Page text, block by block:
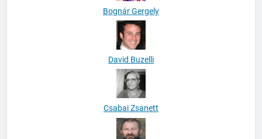
Bognár Gergely
David Buzelli
Csabai Zsanett